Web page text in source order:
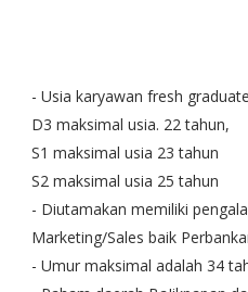
- Usia karyawan fresh graduate
D3 maksimal usia. 22 tahun,
S1 maksimal usia 23 tahun
S2 maksimal usia 25 tahun
- Diutamakan memiliki
Marketing/Sales baik
- Umur maksimal adalah 34